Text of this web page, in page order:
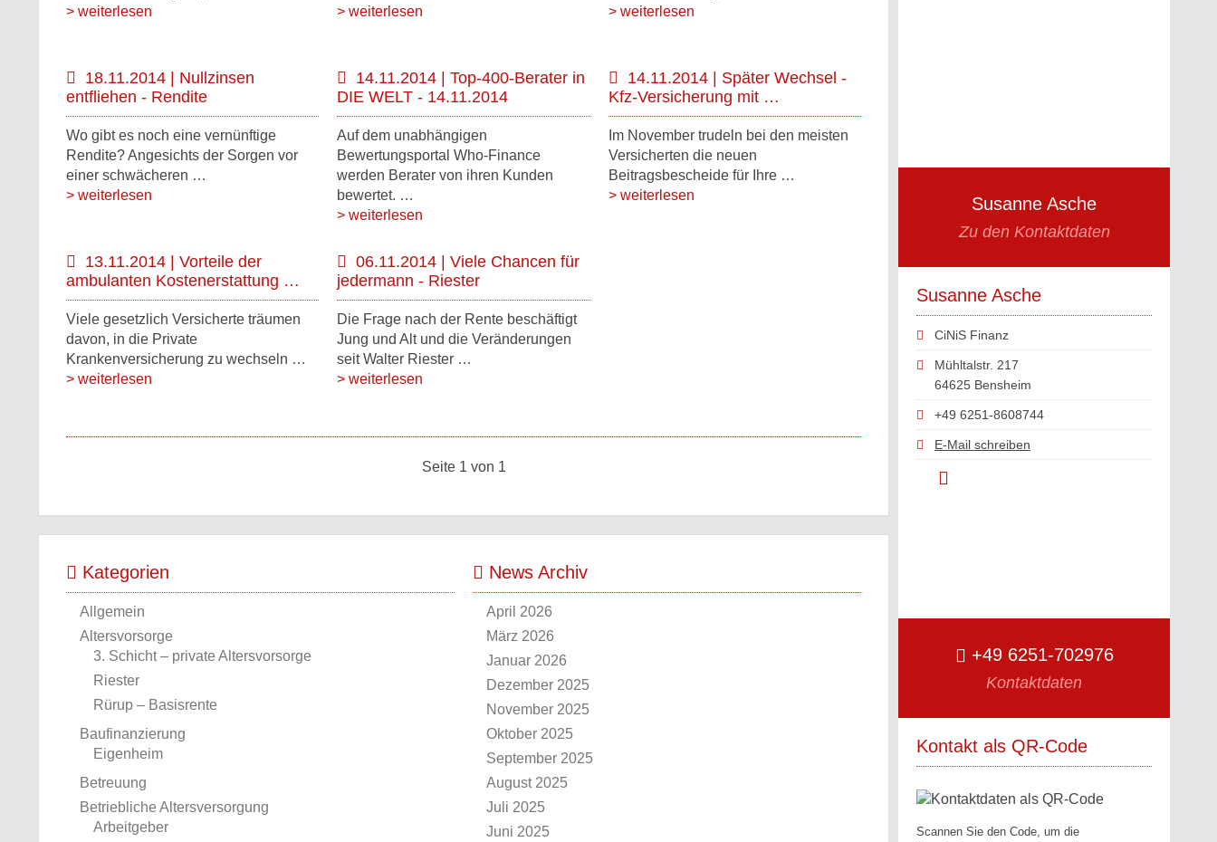
Susanne Asche
Zu den Kontaktdaten
Susanne Asche
CiNiS Finanz
Mühltalstr. 217
64625 Bensheim
+49 6251-8608744
E-Mail schreiben
+49 6251-702976
Kontaktdaten
Kontakt als QR-Code
Scannen Sie den Code, um die
> weiterlesen
> weiterlesen
> weiterlesen
18.11.2014 | Nullzinsen
entfliehen - Rendite
Wo gibt es noch eine vernünftige
Rendite? Angesichts der Sorgen vor
einer schwächeren …
> weiterlesen
14.11.2014 | Top-400-Berater in
DIE WELT - 14.11.2014
Auf dem unabhängigen
Bewertungsportal Who-Finance
werden Berater von ihren Kunden
bewertet. …
> weiterlesen
14.11.2014 | Später Wechsel -
Kfz-Versicherung mit …
Im November trudeln bei den meisten
Versicherten die neuen
Beitragsbescheide für Ihre …
> weiterlesen
13.11.2014 | Vorteile der
ambulanten Kostenerstattung …
Viele gesetzlich Versicherte träumen
davon, in die Private
Krankenversicherung zu wechseln …
> weiterlesen
06.11.2014 | Viele Chancen für
jedermann - Riester
Die Frage nach der Rente beschäftigt
Jung und Alt und die Veränderungen
seit Walter Riester …
> weiterlesen
Seite 1 von 1
Kategorien
Allgemein
Altersvorsorge
3. Schicht – private Altersvorsorge
Riester
Rürup – Basisrente
Baufinanzierung
Eigenheim
Betreuung
Betriebliche Altersversorgung
Arbeitgeber
News Archiv
April 2026
März 2026
Januar 2026
Dezember 2025
November 2025
Oktober 2025
September 2025
August 2025
Juli 2025
Juni 2025